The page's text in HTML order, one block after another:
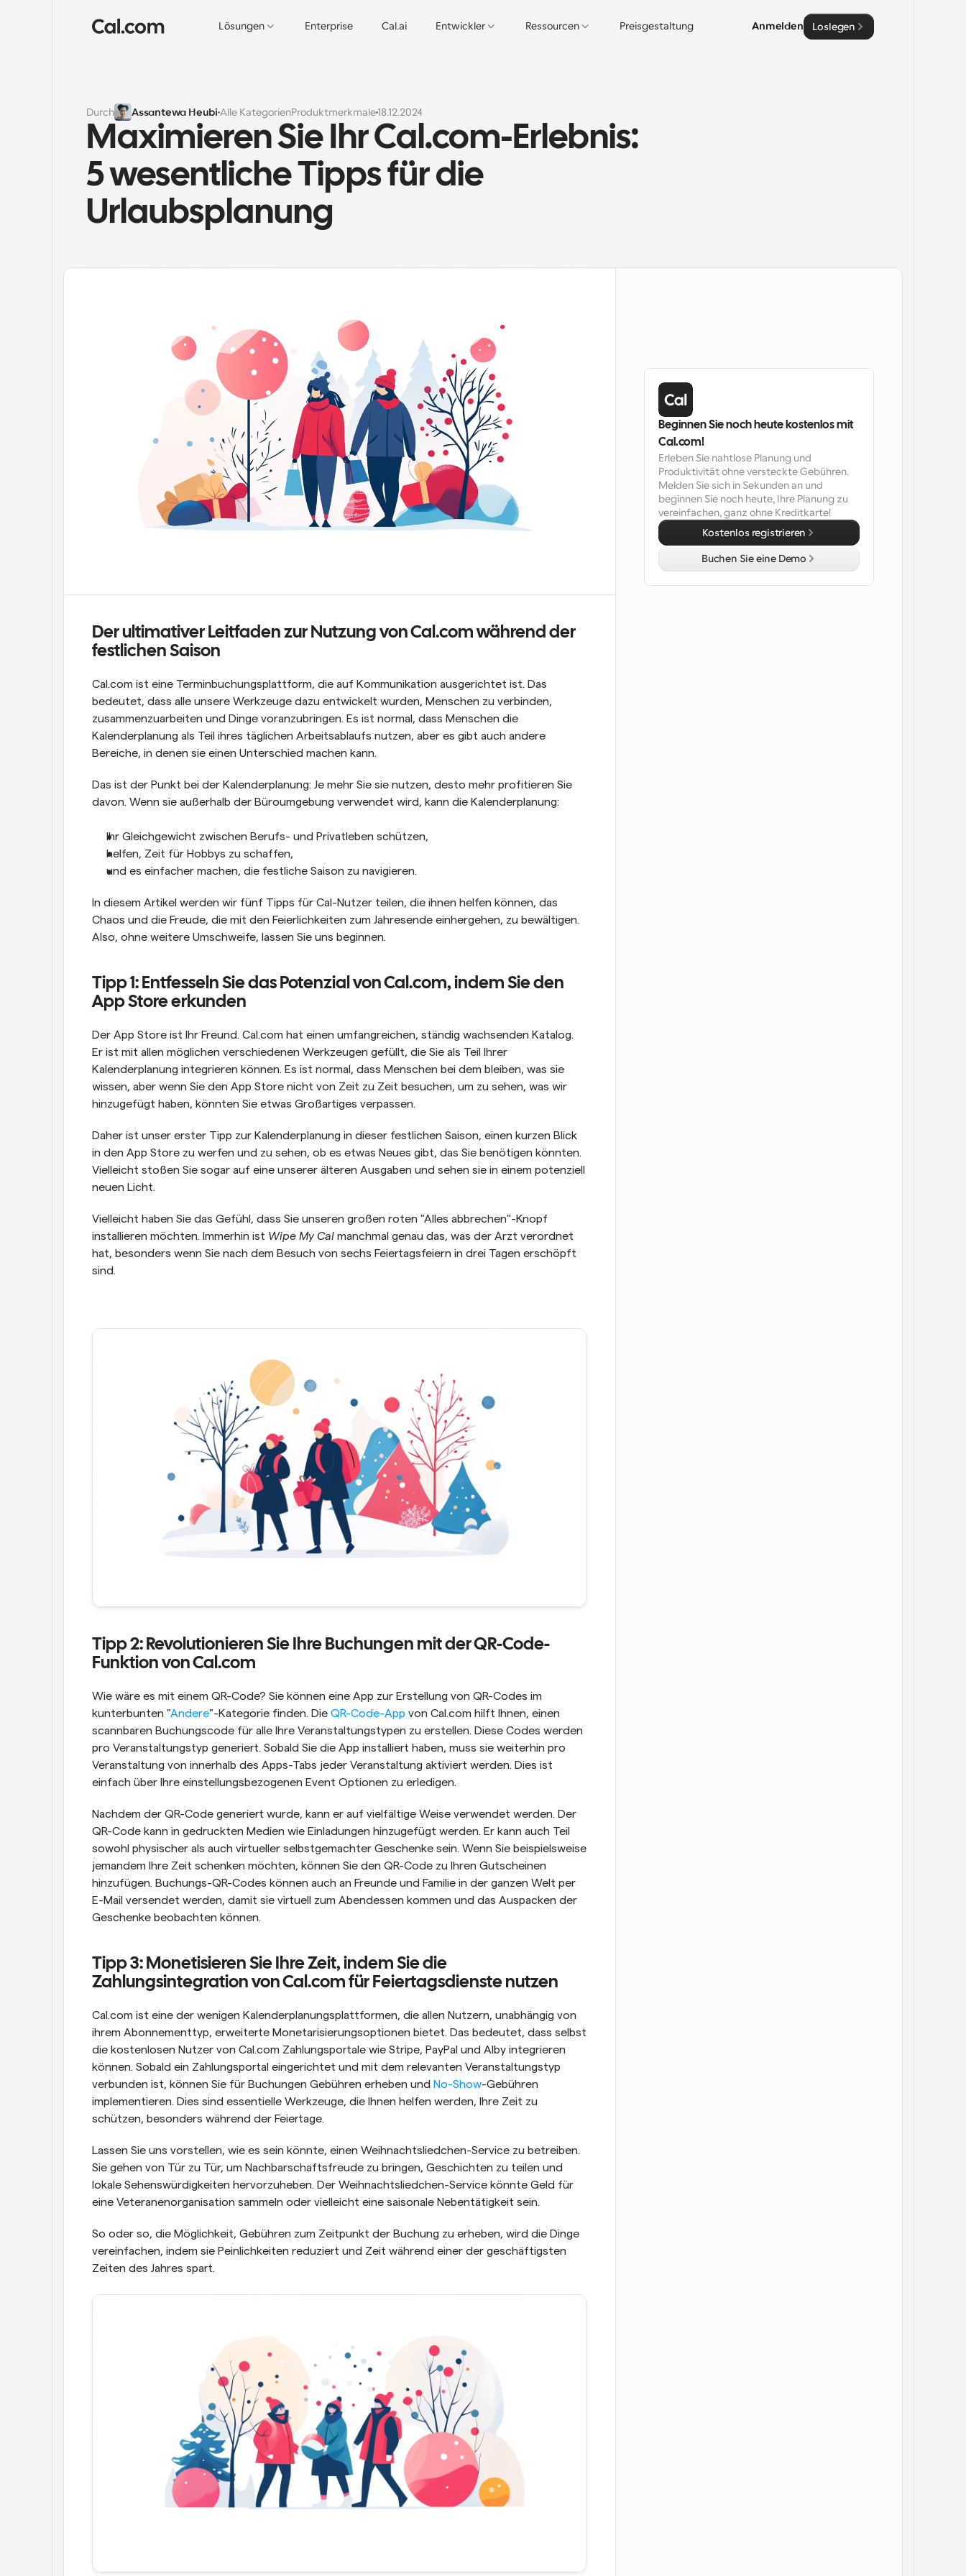
Lösungen Enterprise Cal.ai Entwickler Ressourcen Preisgestaltung Anmelden Loslegen
Durch Assantewa Heubi Alle KategorienProduktmerkmale18.12.2024
Maximieren Sie Ihr Cal.com-Erlebnis:
5 wesentliche Tipps für die
Urlaubsplanung
Der ultimativer Leitfaden zur Nutzung von Cal.com während der
festlichen Saison
Cal.com ist eine Terminbuchungsplattform, die auf Kommunikation ausgerichtet ist. Das
bedeutet, dass alle unsere Werkzeuge dazu entwickelt wurden, Menschen zu verbinden,
zusammenzuarbeiten und Dinge voranzubringen. Es ist normal, dass Menschen die
Kalenderplanung als Teil ihres täglichen Arbeitsablaufs nutzen, aber es gibt auch andere
Bereiche, in denen sie einen Unterschied machen kann.
Das ist der Punkt bei der Kalenderplanung: Je mehr Sie sie nutzen, desto mehr profitieren Sie
davon. Wenn sie außerhalb der Büroumgebung verwendet wird, kann die Kalenderplanung:
Ihr Gleichgewicht zwischen Berufs- und Privatleben schützen,
helfen, Zeit für Hobbys zu schaffen,
und es einfacher machen, die festliche Saison zu navigieren.
In diesem Artikel werden wir fünf Tipps für Cal-Nutzer teilen, die ihnen helfen können, das
Chaos und die Freude, die mit den Feierlichkeiten zum Jahresende einhergehen, zu bewältigen.
Also, ohne weitere Umschweife, lassen Sie uns beginnen.
Tipp 1: Entfesseln Sie das Potenzial von Cal.com, indem Sie den
App Store erkunden
Der App Store ist Ihr Freund. Cal.com hat einen umfangreichen, ständig wachsenden Katalog.
Er ist mit allen möglichen verschiedenen Werkzeugen gefüllt, die Sie als Teil Ihrer
Kalenderplanung integrieren können. Es ist normal, dass Menschen bei dem bleiben, was sie
wissen, aber wenn Sie den App Store nicht von Zeit zu Zeit besuchen, um zu sehen, was wir
hinzugefügt haben, könnten Sie etwas Großartiges verpassen.
Daher ist unser erster Tipp zur Kalenderplanung in dieser festlichen Saison, einen kurzen Blick
in den App Store zu werfen und zu sehen, ob es etwas Neues gibt, das Sie benötigen könnten.
Vielleicht stoßen Sie sogar auf eine unserer älteren Ausgaben und sehen sie in einem potenziell
neuen Licht.
Vielleicht haben Sie das Gefühl, dass Sie unseren großen roten "Alles abbrechen"-Knopf
installieren möchten. Immerhin ist Wipe My Cal manchmal genau das, was der Arzt verordnet
hat, besonders wenn Sie nach dem Besuch von sechs Feiertagsfeiern in drei Tagen erschöpft
sind.
Tipp 2: Revolutionieren Sie Ihre Buchungen mit der QR-Code-
Funktion von Cal.com
Wie wäre es mit einem QR-Code? Sie können eine App zur Erstellung von QR-Codes im
kunterbunten "Andere"-Kategorie finden. Die QR-Code-App von Cal.com hilft Ihnen, einen
scannbaren Buchungscode für alle Ihre Veranstaltungstypen zu erstellen. Diese Codes werden
pro Veranstaltungstyp generiert. Sobald Sie die App installiert haben, muss sie weiterhin pro
Veranstaltung von innerhalb des Apps-Tabs jeder Veranstaltung aktiviert werden. Dies ist
einfach über Ihre einstellungsbezogenen Event Optionen zu erledigen.
Nachdem der QR-Code generiert wurde, kann er auf vielfältige Weise verwendet werden. Der
QR-Code kann in gedruckten Medien wie Einladungen hinzugefügt werden. Er kann auch Teil
sowohl physischer als auch virtueller selbstgemachter Geschenke sein. Wenn Sie beispielsweise
jemandem Ihre Zeit schenken möchten, können Sie den QR-Code zu Ihren Gutscheinen
hinzufügen. Buchungs-QR-Codes können auch an Freunde und Familie in der ganzen Welt per
E-Mail versendet werden, damit sie virtuell zum Abendessen kommen und das Auspacken der
Geschenke beobachten können.
Tipp 3: Monetisieren Sie Ihre Zeit, indem Sie die
Zahlungsintegration von Cal.com für Feiertagsdienste nutzen
Cal.com ist eine der wenigen Kalenderplanungsplattformen, die allen Nutzern, unabhängig von
ihrem Abonnementtyp, erweiterte Monetarisierungsoptionen bietet. Das bedeutet, dass selbst
die kostenlosen Nutzer von Cal.com Zahlungsportale wie Stripe, PayPal und Alby integrieren
können. Sobald ein Zahlungsportal eingerichtet und mit dem relevanten Veranstaltungstyp
verbunden ist, können Sie für Buchungen Gebühren erheben und No-Show-Gebühren
implementieren. Dies sind essentielle Werkzeuge, die Ihnen helfen werden, Ihre Zeit zu
schützen, besonders während der Feiertage.
Lassen Sie uns vorstellen, wie es sein könnte, einen Weihnachtsliedchen-Service zu betreiben.
Sie gehen von Tür zu Tür, um Nachbarschaftsfreude zu bringen, Geschichten zu teilen und
lokale Sehenswürdigkeiten hervorzuheben. Der Weihnachtsliedchen-Service könnte Geld für
eine Veteranenorganisation sammeln oder vielleicht eine saisonale Nebentätigkeit sein.
So oder so, die Möglichkeit, Gebühren zum Zeitpunkt der Buchung zu erheben, wird die Dinge
vereinfachen, indem sie Peinlichkeiten reduziert und Zeit während einer der geschäftigsten
Zeiten des Jahres spart.
Beginnen Sie noch heute kostenlos mit
Cal.com!
Erleben Sie nahtlose Planung und
Produktivität ohne versteckte Gebühren.
Melden Sie sich in Sekunden an und
beginnen Sie noch heute, Ihre Planung zu
vereinfachen, ganz ohne Kreditkarte!
Kostenlos registrieren
Buchen Sie eine Demo